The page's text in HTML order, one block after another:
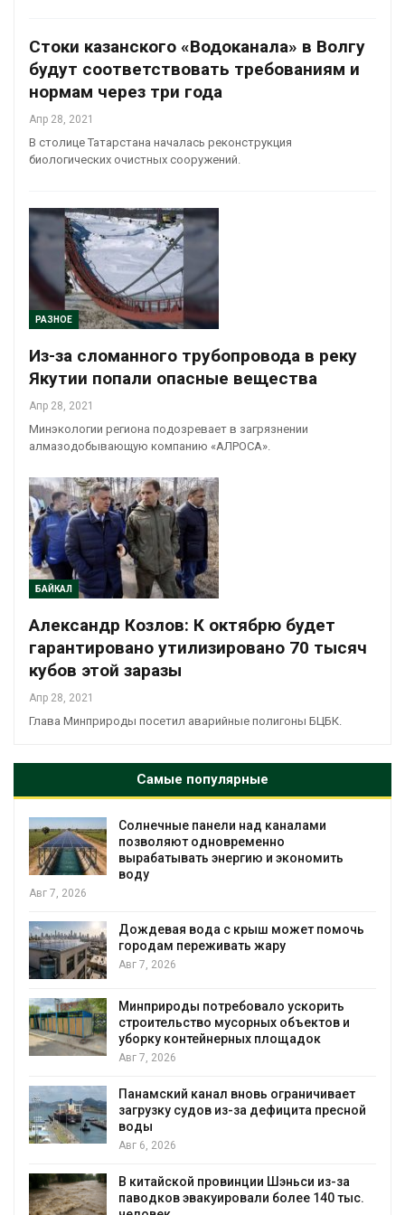
Стоки казанского «Водоканала» в Волгу
будут соответствовать требованиям и
нормам через три года
Апр 28, 2021
В столице Татарстана началась реконструкция
биологических очистных сооружений.
РАЗНОЕ
Из-за сломанного трубопровода в реку
Якутии попали опасные вещества
Апр 28, 2021
Минэкологии региона подозревает в загрязнении
алмазодобывающую компанию «АЛРОСА».
БАЙКАЛ
Александр Козлов: К октябрю будет
гарантировано утилизировано 70 тысяч
кубов этой заразы
Апр 28, 2021
Глава Минприроды посетил аварийные полигоны БЦБК.
Самые популярные
панели над каналами
одновременно
энергию и экономить
вода с крыш может помочь
переживать жару
2026
потребовало ускорить
мусорных объектов и
контейнерных площадок
2026
канал вновь ограничивает
судов из-за дефицита пресной
2026
провинции Шэньси из-за
эвакуировали более 140 тыс.
Авг 6, 2026
сентябре
биомассы
рубок
новые
мяса